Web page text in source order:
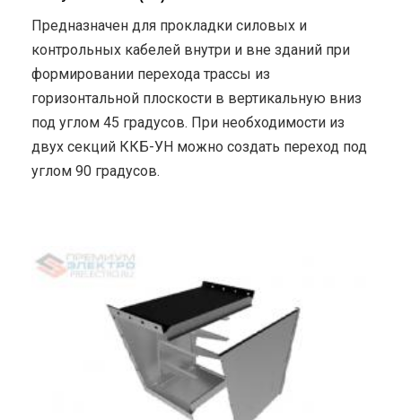
Предназначен для прокладки силовых и
контрольных кабелей внутри и вне зданий при
формировании перехода трассы из
горизонтальной плоскости в вертикальную вниз
под углом 45 градусов. При необходимости из
двух секций ККБ-УН можно создать переход под
углом 90 градусов.